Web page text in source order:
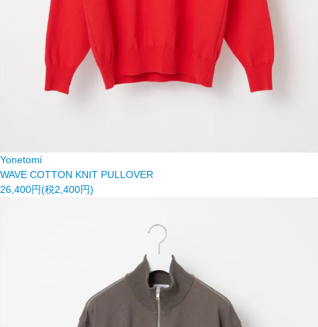
Yonetomi
WAVE COTTON KNIT PULLOVER
26,400円(税2,400円)